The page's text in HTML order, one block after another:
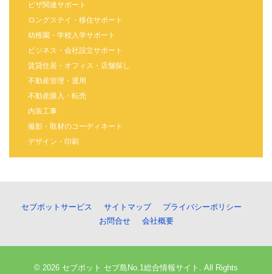
ビザ関連サポート
ロングステイ・移住サポート
幼稚園・学校入学サポート
ビジネス・会社設立サポート
賃貸住居・オフィス・店舗探し
不動産管理・運用
不動産購入・転売
内装工事
撮影・取材のコーディネート
デザイン・印刷
セブポットサービス サイトマップ
プライバシーポリシー
お問合せ
会社概要
© 2026 セブポット セブ島No.1総合情報サイト. All Rights